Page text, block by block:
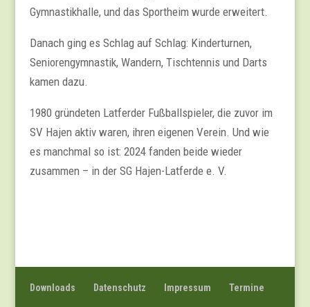
Gymnastikhalle, und das Sportheim wurde erweitert.
Danach ging es Schlag auf Schlag: Kinderturnen,
Seniorengymnastik, Wandern, Tischtennis und Darts
kamen dazu.
1980 gründeten Latferder Fußballspieler, die zuvor im
SV Hajen aktiv waren, ihren eigenen Verein. Und wie
es manchmal so ist: 2024 fanden beide wieder
zusammen – in der SG Hajen-Latferde e. V.
Downloads Datenschutz Impressum Termine